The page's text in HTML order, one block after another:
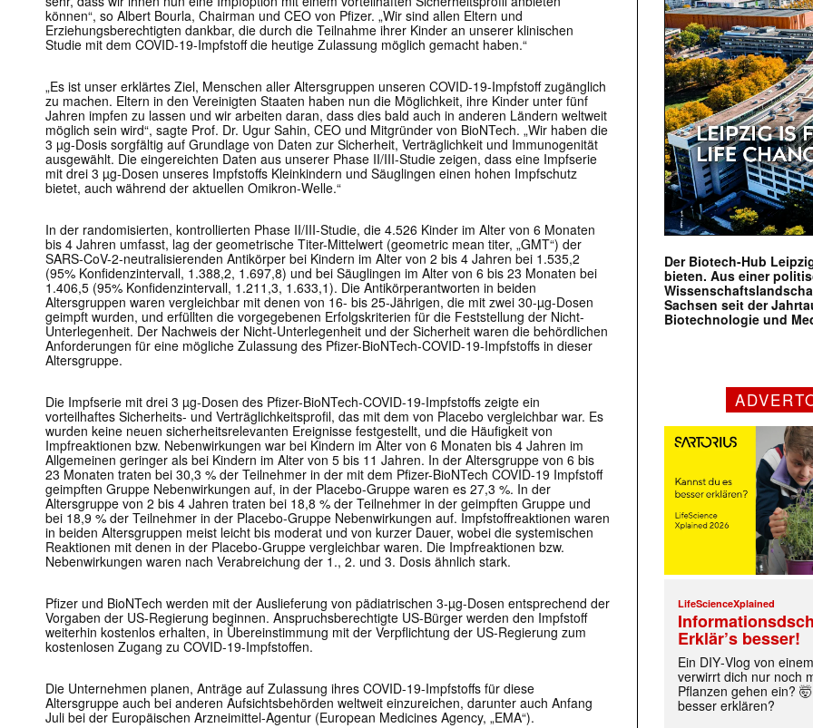
können“, so Albert Bourla, Chairman und CEO von Pfizer. „Wir sind allen Eltern und
Erziehungsberechtigten dankbar, die durch die Teilnahme ihrer Kinder an unserer klinischen
Studie mit dem COVID-19-Impfstoff die heutige Zulassung möglich gemacht haben.“
„Es ist unser erklärtes Ziel, Menschen aller Altersgruppen unseren COVID-19-Impfstoff zugänglich
zu machen. Eltern in den Vereinigten Staaten haben nun die Möglichkeit, ihre Kinder unter fünf
Jahren impfen zu lassen und wir arbeiten daran, dass dies bald auch in anderen Ländern weltweit
möglich sein wird“, sagte Prof. Dr. Ugur Sahin, CEO und Mitgründer von BioNTech. „Wir haben die
3 µg-Dosis sorgfältig auf Grundlage von Daten zur Sicherheit, Verträglichkeit und Immunogenität
ausgewählt. Die eingereichten Daten aus unserer Phase II/III-Studie zeigen, dass eine Impfserie
mit drei 3 µg-Dosen unseres Impfstoffs Kleinkindern und Säuglingen einen hohen Impfschutz
bietet, auch während der aktuellen Omikron-Welle.“
In der randomisierten, kontrollierten Phase II/III-Studie, die 4.526 Kinder im Alter von 6 Monaten
bis 4 Jahren umfasst, lag der geometrische Titer-Mittelwert (geometric mean titer, „GMT“) der
SARS-CoV-2-neutralisierenden Antikörper bei Kindern im Alter von 2 bis 4 Jahren bei 1.535,2
(95% Konfidenzintervall, 1.388,2, 1.697,8) und bei Säuglingen im Alter von 6 bis 23 Monaten bei
1.406,5 (95% Konfidenzintervall, 1.211,3, 1.633,1). Die Antikörperantworten in beiden
Altersgruppen waren vergleichbar mit denen von 16- bis 25-Jährigen, die mit zwei 30-µg-Dosen
geimpft wurden, und erfüllten die vorgegebenen Erfolgskriterien für die Feststellung der Nicht-
Unterlegenheit. Der Nachweis der Nicht-Unterlegenheit und der Sicherheit waren die behördlichen
Anforderungen für eine mögliche Zulassung des Pfizer-BioNTech-COVID-19-Impfstoffs in dieser
Altersgruppe.
Die Impfserie mit drei 3 µg-Dosen des Pfizer-BioNTech-COVID-19-Impfstoffs zeigte ein
vorteilhaftes Sicherheits- und Verträglichkeitsprofil, das mit dem von Placebo vergleichbar war. Es
wurden keine neuen sicherheitsrelevanten Ereignisse festgestellt, und die Häufigkeit von
Impfreaktionen bzw. Nebenwirkungen war bei Kindern im Alter von 6 Monaten bis 4 Jahren im
Allgemeinen geringer als bei Kindern im Alter von 5 bis 11 Jahren. In der Altersgruppe von 6 bis
23 Monaten traten bei 30,3 % der Teilnehmer in der mit dem Pfizer-BioNTech COVID-19 Impfstoff
geimpften Gruppe Nebenwirkungen auf, in der Placebo-Gruppe waren es 27,3 %. In der
Altersgruppe von 2 bis 4 Jahren traten bei 18,8 % der Teilnehmer in der geimpften Gruppe und
bei 18,9 % der Teilnehmer in der Placebo-Gruppe Nebenwirkungen auf. Impfstoffreaktionen waren
in beiden Altersgruppen meist leicht bis moderat und von kurzer Dauer, wobei die systemischen
Reaktionen mit denen in der Placebo-Gruppe vergleichbar waren. Die Impfreaktionen bzw.
Nebenwirkungen waren nach Verabreichung der 1., 2. und 3. Dosis ähnlich stark.
Pfizer und BioNTech werden mit der Auslieferung von pädiatrischen 3-µg-Dosen entsprechend der
Vorgaben der US-Regierung beginnen. Anspruchsberechtigte US-Bürger werden den Impfstoff
weiterhin kostenlos erhalten, in Übereinstimmung mit der Verpflichtung der US-Regierung zum
kostenlosen Zugang zu COVID-19-Impfstoffen.
Die Unternehmen planen, Anträge auf Zulassung ihres COVID-19-Impfstoffs für diese
Altersgruppe auch bei anderen Aufsichtsbehörden weltweit einzureichen, darunter auch Anfang
Juli bei der Europäischen Arzneimittel-Agentur (European Medicines Agency, „EMA“).
Der Biotech-Hub
bieten. Aus einer
Sachsen seit der
Biotechnologie und
LifeScienceXplained
Erklär’s besser!
Ein DIY‑Vlog von
verwirrt dich nur noch
Pflanzen gehen ein?
besser erklären?